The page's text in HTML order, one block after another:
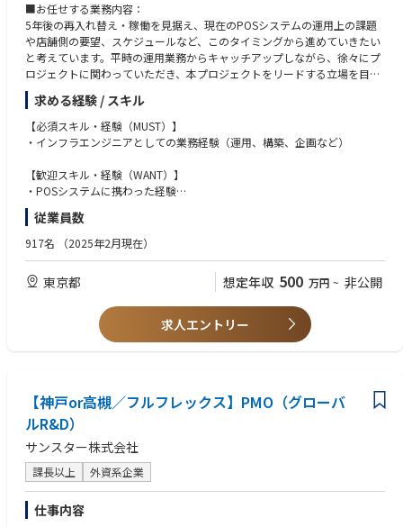
■お任せする業務内容：
5年後の再入れ替え・稼働を見据え、現在のPOSシステムの運用上の課題
や店舗側の要望、スケジュールなど、このタイミングから進めていきたい
と考えています。平時の運用業務からキャッチアップしながら、徐々にプ
ロジェクトに関わっていただき、本プロジェクトをリードする立場を目指
していただく予定です。
■業務内容：次期システムの企画（インフラ・店舗）
・DX推進
・社内インフラの企画、保守運用
＜具体的には＞
店舗システム・インフラ面のDX推進をお任せいたします。
・導入までのプロジェクトの推進
・店舗を含むネットワーク・インフラの企画、保守運用
求める経験 / スキル
【必須スキル・経験（MUST）】
・インフラエンジニアとしての業務経験（運用、構築、企画など）
【歓迎スキル・経験（WANT）】
・POSシステムに携わった経験
・プロジェクトリーダーの経験
・AWSの運用経験
従業員数
917名 （2025年2月現在）
東京都 想定年収 500 万円 ~ 非公開
求人エントリー
【神戸or高槻／フルフレックス】PMO（グローバ
ルR&D）
サンスター株式会社
課長以上 外資系企業
仕事内容